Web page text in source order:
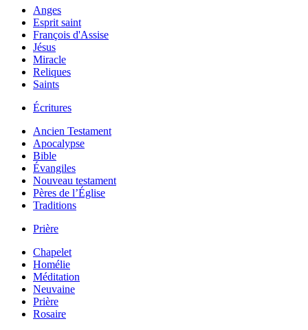
Anges
Esprit saint
François d'Assise
Jésus
Miracle
Reliques
Saints
Écritures
Ancien Testament
Apocalypse
Bible
Évangiles
Nouveau testament
Pères de l’Église
Traditions
Prière
Chapelet
Homélie
Méditation
Neuvaine
Prière
Rosaire